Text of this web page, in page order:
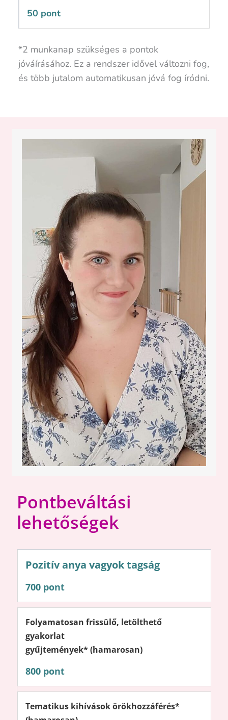
*2 munkanap szükséges a pontok
jóváírásához. Ez a rendszer idővel változni fog,
és több jutalom automatikusan jóvá fog íródni.
50 pont
Pontbeváltási
lehetőségek
Pozitív anya vagyok tagság
700 pont
Folyamatosan frissülő, letölthető
gyakorlat
gyűjtemények* (hamarosan)
800 pont
Tematikus kihívások örökhozzáférés*